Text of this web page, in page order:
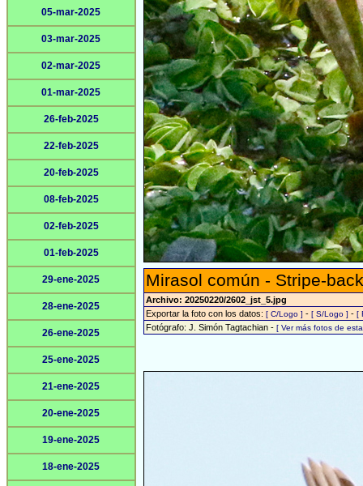
05-mar-2025
03-mar-2025
02-mar-2025
01-mar-2025
26-feb-2025
22-feb-2025
20-feb-2025
08-feb-2025
02-feb-2025
01-feb-2025
29-ene-2025
28-ene-2025
26-ene-2025
25-ene-2025
21-ene-2025
20-ene-2025
19-ene-2025
18-ene-2025
Mirasol común - Stripe-
Archivo: 20250220/2602_jst_5.jpg
Exportar la foto con los datos: [ C/Logo ] - [ S/Logo ] - [
Fotógrafo: J. Simón Tagtachian - [ Ver más fotos de